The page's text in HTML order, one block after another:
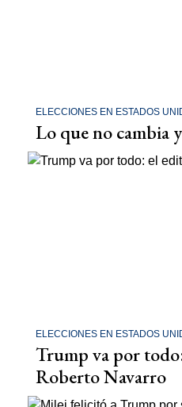
ELECCIONES EN ESTADOS
Lo que no cambia
ELECCIONES EN ESTADOS
Trump va por
Roberto Navarro